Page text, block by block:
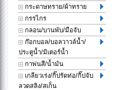
กระดาษทราย/ผ้าทราย
กรรไกร
กลอน/บานพับ/มือจับ
ก๊อกบอล/บอลวาวล์น้ำ/
ประตูน้ำ/มิเตอร์น้ำ
กาพ่นสี/น้ำมัน
เกลียวเร่ง/กิ๊ปรัดท่อ/กิ๊ปจับ
ลวดสลิง/สเก็น